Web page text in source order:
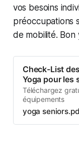
vos besoins
préoccupations
de mobilité. Bon
Check-List
Yoga pour les
Téléchargez
équipements
yoga